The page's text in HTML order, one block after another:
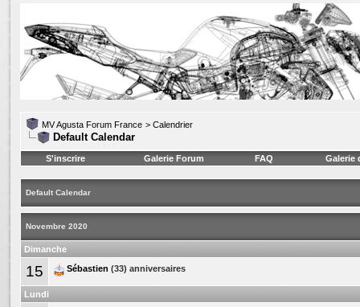
MV Agusta Forum France > Calendrier
Default Calendar
S'inscrire Galerie Forum FAQ Galerie
Default Calendar
Novembre 2020
Dimanche
15 Sébastien (33) anniversaires
Lundi